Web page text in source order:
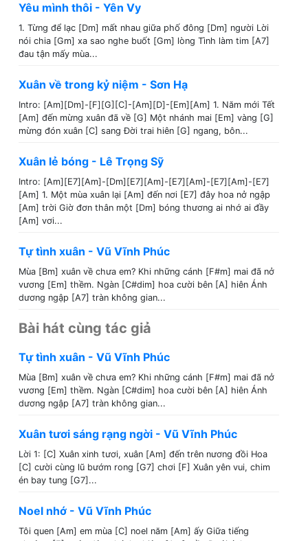
Yêu mình thôi - Yên Vy
1. Từng để lạc [Dm] mất nhau giữa phố đông [Dm] người Lời
nói chia [Gm] xa sao nghe buốt [Gm] lòng Tình làm tim [A7]
đau tận mấy mùa...
Xuân về trong kỷ niệm - Sơn Hạ
Intro: [Am][Dm]-[F][G][C]-[Am][D]-[Em][Am] 1. Năm mới Tết
[Am] đến mừng xuân đã về [G] Một nhánh mai [Em] vàng [G]
mừng đón xuân [C] sang Đời trai hiên [G] ngang, bôn...
Xuân lẻ bóng - Lê Trọng Sỹ
Intro: [Am][E7][Am]-[Dm][E7][Am]-[E7][Am]-[E7][Am]-[E7]
[Am] 1. Một mùa xuân lại [Am] đến nơi [E7] đây hoa nở ngập
[Am] trời Giờ đơn thân một [Dm] bóng thương ai nhớ ai đầy
[Am] vơi...
Tự tình xuân - Vũ Vĩnh Phúc
Mùa [Bm] xuân về chưa em? Khi những cánh [F#m] mai đã nở
vương [Em] thềm. Ngàn [C#dim] hoa cười bên [A] hiên Ánh
dương ngập [A7] tràn không gian...
Bài hát cùng tác giả
Tự tình xuân - Vũ Vĩnh Phúc
Mùa [Bm] xuân về chưa em? Khi những cánh [F#m] mai đã nở
vương [Em] thềm. Ngàn [C#dim] hoa cười bên [A] hiên Ánh
dương ngập [A7] tràn không gian...
Xuân tươi sáng rạng ngời - Vũ Vĩnh Phúc
Lời 1: [C] Xuân xinh tươi, xuân [Am] đến trên nương đồi Hoa
[C] cười cùng lũ bướm rong [G7] chơi [F] Xuân yên vui, chim
én bay tung [G7]...
Noel nhớ - Vũ Vĩnh Phúc
Tôi quen [Am] em mùa [C] noel năm [Am] ấy Giữa tiếng